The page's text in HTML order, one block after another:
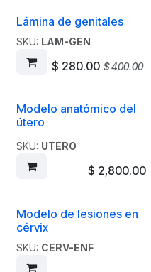
Liquidación
Lámina de genitales
SKU: LAM-GEN
$ 280.00 $400.00
Modelo anatómico del
útero
SKU: UTERO
$ 2,800.00
¡Promoción!
Modelo de lesiones en
cérvix
SKU: CERV-ENF